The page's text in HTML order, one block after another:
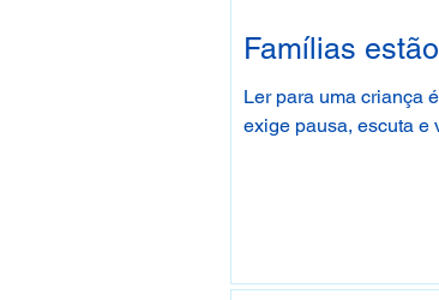
Famílias
Ler para uma criança
exige pausa, escuta e